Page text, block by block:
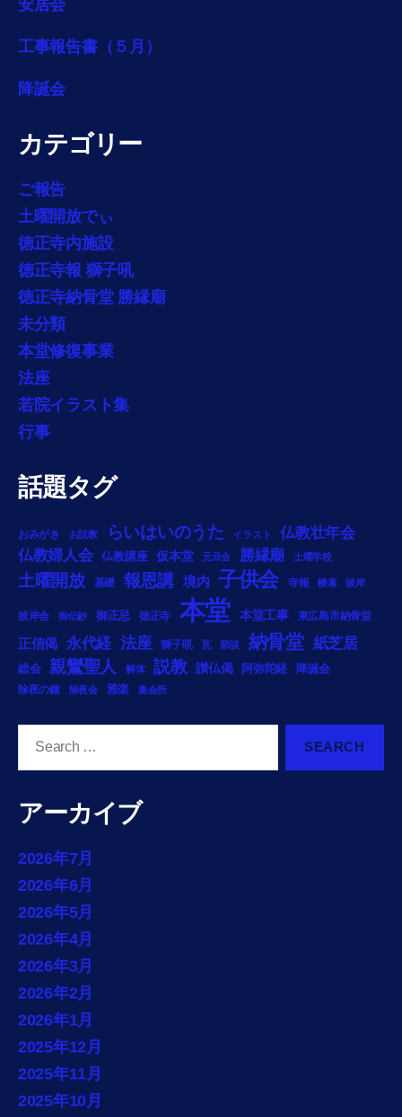
安居会
工事報告書（５月）
降誕会
カテゴリー
ご報告
土曜開放でぃ
徳正寺内施設
徳正寺報 獅子吼
徳正寺納骨堂 勝縁廟
未分類
本堂修復事業
法座
若院イラスト集
行事
話題タグ
おみがき お説教 らいはいのうた イラスト
仏教壮年会
仏教婦人会
仏教講座 仮本堂 元旦会 勝縁廟 土曜学校
土曜開放 基礎 報恩講 境内 子供会 寺報 幔幕 彼岸
彼岸会 御伝鈔 御正忌 徳正寺 本堂 本堂工事 東広島市納骨堂
正信偈 永代経 法座 獅子吼 瓦 節談 納骨堂 紙芝居
総会 親鸞聖人 解体 説教 讃仏偈 阿弥陀経 降誕会
除夜の鐘 除夜会 雅楽 集会所
アーカイブ
2026年7月
2026年6月
2026年5月
2026年4月
2026年3月
2026年2月
2026年1月
2025年12月
2025年11月
2025年10月